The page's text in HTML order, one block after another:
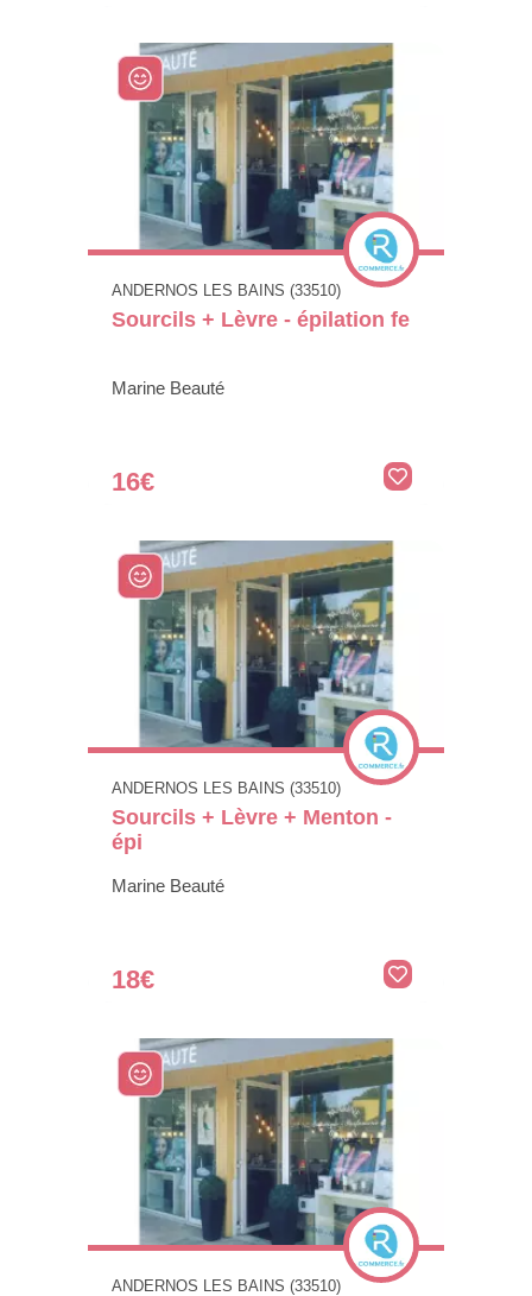
ANDERNOS LES BAINS (33510)
Sourcils + Lèvre - épilation fe
Marine Beauté
16€
ANDERNOS LES BAINS (33510)
Sourcils + Lèvre + Menton -
épi
Marine Beauté
18€
ANDERNOS LES BAINS (33510)